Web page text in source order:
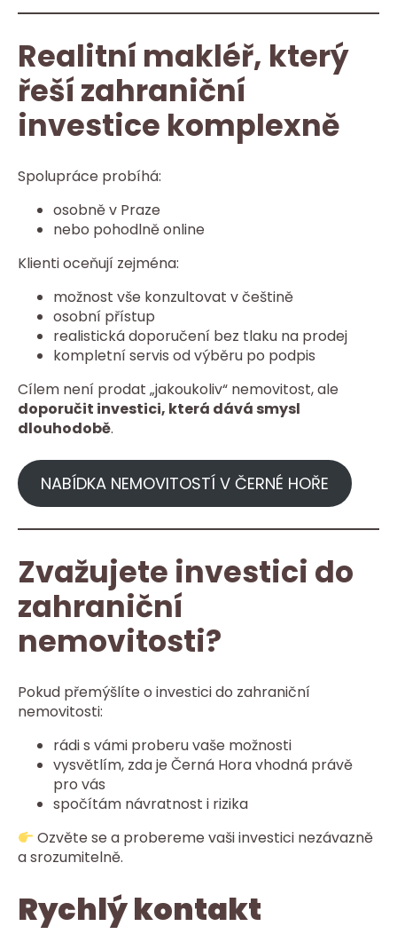
Realitní makléř, který
řeší zahraniční
investice komplexně
Spolupráce probíhá:
osobně v Praze
nebo pohodlně online
Klienti oceňují zejména:
možnost vše konzultovat v češtině
osobní přístup
realistická doporučení bez tlaku na prodej
kompletní servis od výběru po podpis
Cílem není prodat „jakoukoliv“ nemovitost, ale
doporučit investici, která dává smysl
dlouhodobě.
NABÍDKA NEMOVITOSTÍ V ČERNÉ HOŘE
Zvažujete investici do
zahraniční
nemovitosti?
Pokud přemýšlíte o investici do zahraniční
nemovitosti:
rádi s vámi proberu vaše možnosti
vysvětlím, zda je Černá Hora vhodná právě
pro vás
spočítám návratnost i rizika
Ozvěte se a probereme vaši investici nezávazně
a srozumitelně.
Rychlý kontakt